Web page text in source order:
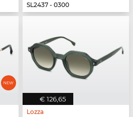
SL2437 - 0300
€ 126,65
Lozza